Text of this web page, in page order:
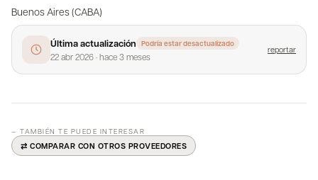
Buenos Aires (CABA)
Última actualización Podría estar desactualizado
22 abr 2026·hace 3 meses
reportar
— TAMBIÉN TE PUEDE INTERESAR
⇄ COMPARAR CON OTROS PROVEEDORES